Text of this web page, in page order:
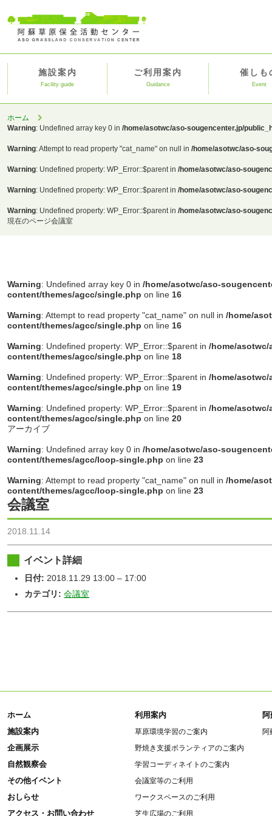
施設案内
Facility guide
ご利用案内
Guidance
催しも
Event
ホーム
Warning: Undefined array key 0 in /home/asotwc/aso-sougencenter.jp/
Warning: Attempt to read property "cat_name" on null in /home/asotwc/aso-
Warning: Undefined property: WP_Error::$parent in /home/asotwc/aso-
Warning: Undefined property: WP_Error::$parent in /home/asotwc/aso-
Warning: Undefined property: WP_Error::$parent in /home/asotwc/aso-
現在のページ会議室
Warning: Undefined array key 0 in /home/asotwc/aso-
content/themes/agcc/single.php on line 16
Warning: Attempt to read property "cat_name" on null in /home/
content/themes/agcc/single.php on line 16
Warning: Undefined property: WP_Error::$parent in /home/
content/themes/agcc/single.php on line 18
Warning: Undefined property: WP_Error::$parent in /home/
content/themes/agcc/single.php on line 19
Warning: Undefined property: WP_Error::$parent in /home/
content/themes/agcc/single.php on line 20
アーカイブ
Warning: Undefined array key 0 in /home/asotwc/aso-
content/themes/agcc/loop-single.php on line 23
Warning: Attempt to read property "cat_name" on null in /home/
content/themes/agcc/loop-single.php on line 23
会議室
2018.11.14
イベント詳細
日付: 2018.11.29 13:00 – 17:00
カテゴリ: 会議室
ホーム
施設案内
企画展示
自然観察会
その他イベント
おしらせ
アクセス・お問い合わせ
利用案内
草原環境学習のご案内
野焼き支援ボランティアのご案内
学習コーディネイトのご案内
会議室等のご利用
ワークスペースのご利用
芝生広場のご利用
阿